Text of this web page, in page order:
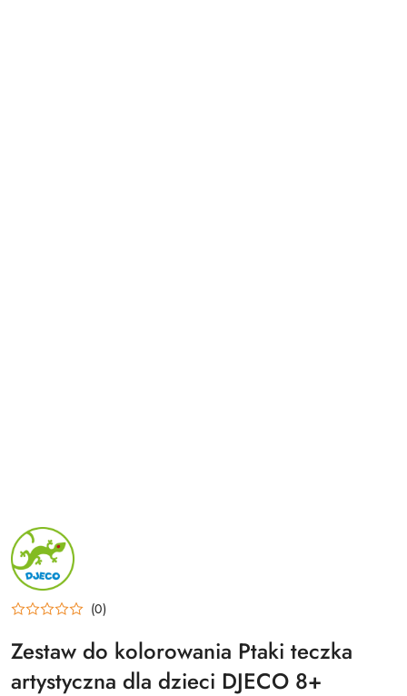
NAZWA
PRODUCENTA:
DJECO
(0)
Zestaw do kolorowania Ptaki teczka
artystyczna dla dzieci DJECO 8+